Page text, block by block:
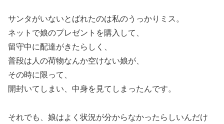
サンタがいないとばれたのは私のうっかりミス。
ネットで娘のプレゼントを購入して、
留守中に配達がきたらしく、
普段は人の荷物なんか空けない娘が、
その時に限って、
開封いてしまい、中身を見てしまったんです。
それでも、娘はよく状況が分からなかったらしいんだけ